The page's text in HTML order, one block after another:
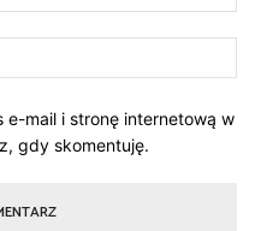
e-mail i stronę internetową w
gdy skomentuję.